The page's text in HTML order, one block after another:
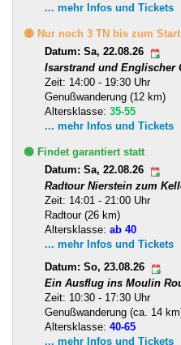
... mehr Infos und Tickets
🟡 Nur noch 3 TN bis zum Start
Datum: Sa, 22.08.26
Isarstrand und Englischer
Zeit: 14:00 - 19:30 Uhr
Genußwanderung (12 km)
Altersklasse: 35-55
... mehr Infos und Tickets
🟢 Findet garantiert statt
Datum: Sa, 22.08.26
Radtour Nierstein zum
Zeit: 14:01 - 21:00 Uhr
Radtour (26 km)
Altersklasse: ab 40
... mehr Infos und Tickets
Datum: So, 23.08.26
Ein Ausflug ins Moulin
Zeit: 10:30 - 17:30 Uhr
Genußwanderung (ca. 14
Altersklasse: 40-65
... mehr Infos und Tickets